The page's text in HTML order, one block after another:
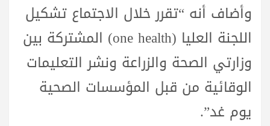
وأضاف أنه “تقرر خلال الاجتماع تشكيل
اللجنة العليا (one health) المشتركة بين
وزارتي الصحة والزراعة ونشر التعليمات
الوقائية من قبل المؤسسات الصحية
يوم غد”.